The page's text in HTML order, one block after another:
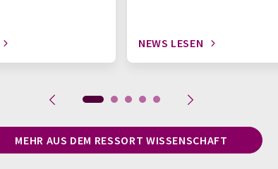
NEWS LESEN
MEHR AUS DEM RESSORT WISSENSCHAFT